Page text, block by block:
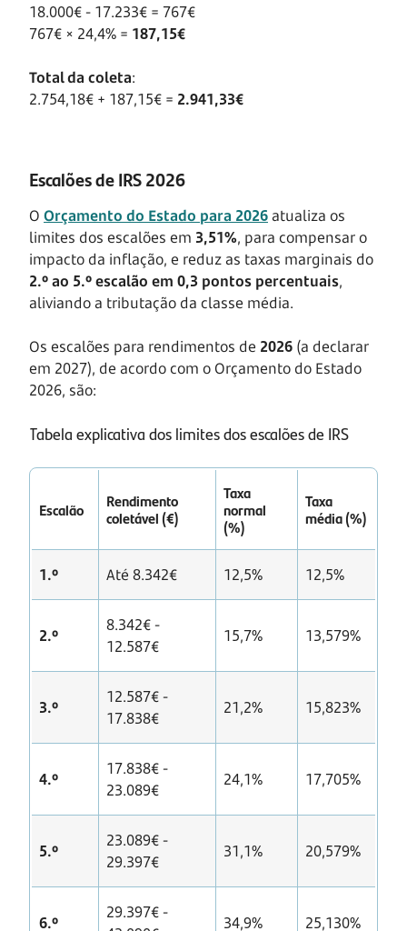
18.000€ - 17.233€ = 767€
767€ × 24,4% = 187,15€
Total da coleta:
2.754,18€ + 187,15€ = 2.941,33€
Escalões de IRS 2026
O Orçamento do Estado para 2026atualiza os
limites dos escalões em 3,51%, para compensar o
impacto da inflação, e reduz as taxas marginais do
2.º ao 5.º escalão em 0,3 pontos percentuais,
aliviando a tributação da classe média.
Os escalões para rendimentos de 2026 (a declarar
em 2027), de acordo com o Orçamento do Estado
2026, são:
Tabela explicativa dos limites dos escalões de IRS
Escalão
Rendimento
coletável (€)
Taxa
normal
(%)
Taxa
média (%)
1.º Até 8.342€ 12,5% 12,5%
2.º
8.342€ -
12.587€
15,7% 13,579%
3.º
12.587€ -
17.838€
21,2% 15,823%
4.º
17.838€ -
23.089€
24,1% 17,705%
5.º
23.089€ -
29.397€
31,1% 20,579%
6.º
29.397€ -
34,9% 25,130%